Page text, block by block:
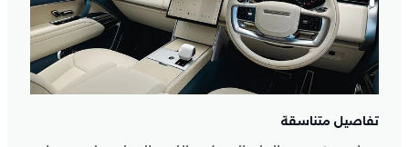
تفاصيل متناسقة